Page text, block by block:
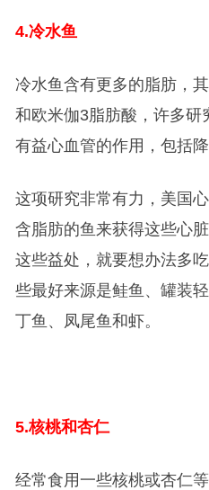
4.冷水鱼
冷水鱼含有更多的脂肪，
和欧米伽3脂肪酸，许多研
有益心血管的作用，包括
这项研究非常有力，美国
含脂肪的鱼来获得这些心
这些益处，就要想办法多
些最好来源是鲑鱼、罐装
丁鱼、凤尾鱼和虾。
5.核桃和杏仁
经常食用一些核桃或杏仁